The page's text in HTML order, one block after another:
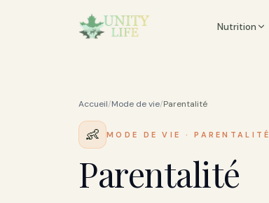
Nutrition
Accueil/Mode de vie/Parentalité
👶 MODE DE VIE ·PARENTALITÉ
Parentalité